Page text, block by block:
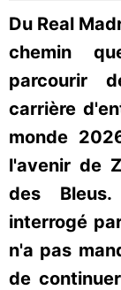
Du Real
chemin
parcourir
carrière
monde
l'avenir de
des
interrogé
n'a pas
de